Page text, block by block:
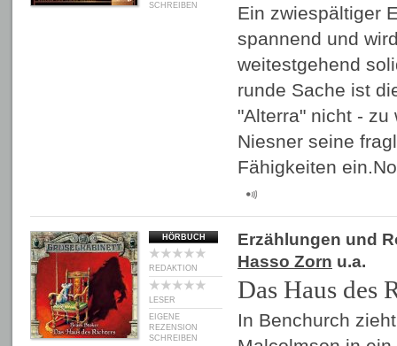
SCHREIBEN
Ein zwiespältiger
spannend und
weitestgehend
runde Sache ist
"Alterra" nicht - zu
Niesner seine
Fähigkeiten
HÖRBUCH
REDAKTION
LESER
EIGENE
REZENSION
SCHREIBEN
Erzählungen und
Hasso Zorn u.a.
Das Haus des
In Benchurch